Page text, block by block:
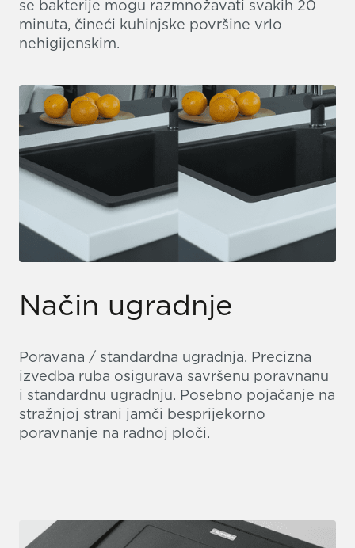
se bakterije mogu razmnožavati svakih 20
minuta, čineći kuhinjske površine vrlo
nehigijenskim.
Način ugradnje
Poravana / standardna ugradnja. Precizna
izvedba ruba osigurava savršenu poravnanu
i standardnu ugradnju. Posebno pojačanje na
stražnjoj strani jamči besprijekorno
poravnanje na radnoj ploči.